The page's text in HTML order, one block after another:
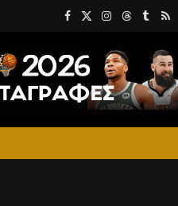
Facebook
X
Instagram
Threads
Tumblr
RSS